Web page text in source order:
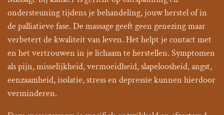
ondersteuning tijdens je behandeling, jouw herstel of in
de palliatieve fase. De massage geeft geen genezing maar
verbetert de kwaliteit van leven. Het helpt je contact met
en het vertrouwen in je lichaam te herstellen. Symptomen
als pijn, misselijkheid, vermoeidheid, slapeloosheid, angst,
eenzaamheid, isolatie, stress en depressie kunnen hierdoor
verminderen.